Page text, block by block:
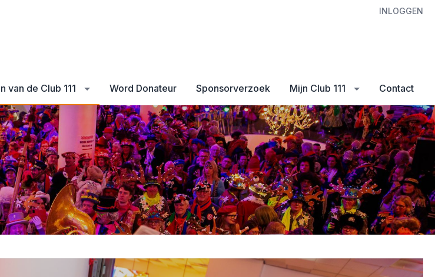
INLOGGEN
van de Club 111 Word Donateur Sponsorverzoek Mijn Club 111 Contact